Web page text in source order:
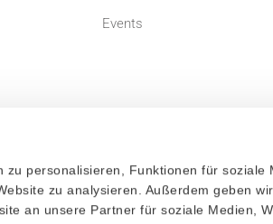
zu personalisieren, Funktionen für soziale
zu analysieren. Außerdem geben wir
an unsere Partner für soziale Medien,
Events
Datenschutzerklärung
Bildnachweis